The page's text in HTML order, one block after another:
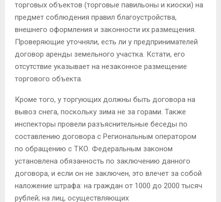
торговых объектов (торговые павильоны и киоски) на
предмет соблюдения правил благоустройства,
внешнего оформления и законности их размещения.
Проверяющие уточняли, есть ли у предпринимателей
договор аренды земельного участка. Кстати, его
отсутствие указывает на незаконное размещение
торгового объекта.
Кроме того, у торгующих должны быть договора на
вывоз снега, поскольку зима не за горами. Также
инспекторы провели разъяснительные беседы по
составлению договора с Региональным оператором
по обращению с ТКО. Федеральным законом
установлена обязанность по заключению данного
договора, и если он не заключен, это влечет за собой
наложение штрафа: на граждан от 1000 до 2000 тысяч
рублей; на лиц, осуществляющих